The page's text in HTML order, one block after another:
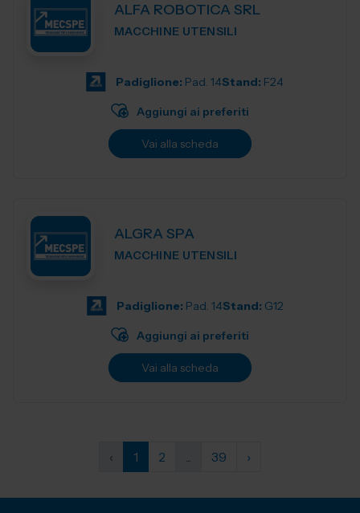
ALFA ROBOTICA SRL
MACCHINE UTENSILI
Padiglione: Pad. 14Stand: F24
Aggiungi ai preferiti
Vai alla scheda
ALGRA SPA
MACCHINE UTENSILI
Padiglione: Pad. 14Stand: G12
Aggiungi ai preferiti
Vai alla scheda
‹ 1 2 ... 39 ›